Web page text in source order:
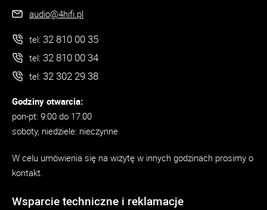
audio@4hifi.pl
tel: 32 810 00 35
tel: 32 810 00 34
tel: 32 302 29 38
Godziny otwarcia:
pon-pt: 9:00 do 17:00
soboty, niedziele: nieczynne
W celu umówienia się na wizytę w innych godzinach prosimy o
kontakt.
Wsparcie techniczne i reklamacje